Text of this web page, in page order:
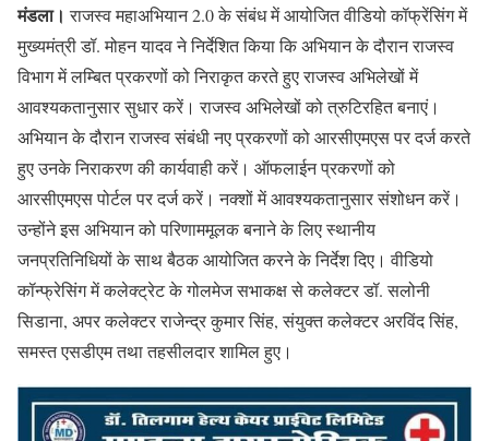
मंडला। राजस्व महाअभियान 2.0 के संबंध में आयोजित वीडियो कॉफ्रेंसिंग में
मुख्यमंत्री डॉ. मोहन यादव ने निर्देशित किया कि अभियान के दौरान राजस्व
विभाग में लम्बित प्रकरणों को निराकृत करते हुए राजस्व अभिलेखों में
आवश्यकतानुसार सुधार करें। राजस्व अभिलेखों को त्रुटिरहित बनाएं।
अभियान के दौरान राजस्व संबंधी नए प्रकरणों को आरसीएमएस पर दर्ज करते
हुए उनके निराकरण की कार्यवाही करें। ऑफलाईन प्रकरणों को
आरसीएमएस पोर्टल पर दर्ज करें। नक्शों में आवश्यकतानुसार संशोधन करें।
उन्होंने इस अभियान को परिणाममूलक बनाने के लिए स्थानीय
जनप्रतिनिधियों के साथ बैठक आयोजित करने के निर्देश दिए। वीडियो
कॉन्फ्रेसिंग में कलेक्ट्रेट के गोलमेज सभाकक्ष से कलेक्टर डॉ. सलोनी
सिडाना, अपर कलेक्टर राजेन्द्र कुमार सिंह, संयुक्त कलेक्टर अरविंद सिंह,
समस्त एसडीएम तथा तहसीलदार शामिल हुए।